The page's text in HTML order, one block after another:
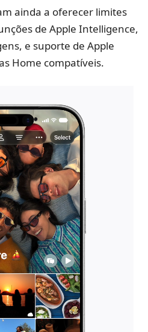
ainda a oferecer limites
de Apple Intelligence,
e suporte de Apple
Home compatíveis.